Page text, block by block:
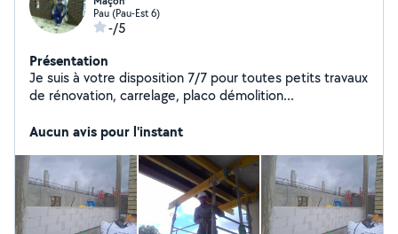
Pau (Pau-Est 6)
-/5
Présentation
Je suis à votre disposition 7/7 pour toutes petits travaux
de rénovation, carrelage, placo démolition...
Aucun avis pour l'instant